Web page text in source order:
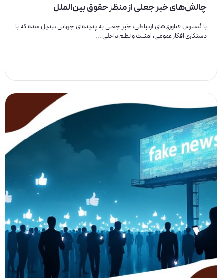
چالش‌های خبر جعلی از منظر حقوق بین‌الملل
با گسترش فناوری‌های ارتباطی، خبر جعلی به پدیده‌ای جهانی تبدیل شده که با
دستکاری افکار عمومی، امنیت و نظم داخلی ...